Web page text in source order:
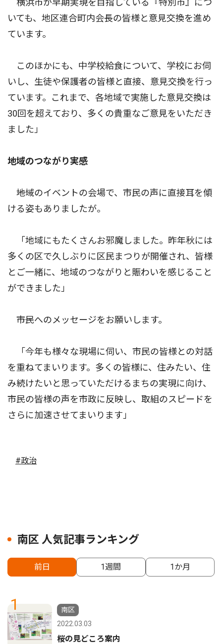
いても、地区連合町内会長の皆様と意見交換を進め
ています。
このほかにも、中学校給食について、学校にお伺
いし、生徒や保護者の皆様と直接、意見交換を行っ
ています。これまで、各地域で実施した意見交換は
30回を超えており、多くの貴重なご意見をいただき
ました」
地域のつながり実感
――地域のイベントの会場で、市民の声に直接耳を傾
ける姿もありましたが。
「地域にもたくさんお邪魔しました。昨年秋には
多くの区で久しぶりに区民まつりが開催され、皆様
とご一緒に、地域のつながりと賑わいを感じること
ができました」
――市民へのメッセージをお願いします。
「今年も様々な現場に伺い、市民の皆様との対話
を重ねてまいります。多くの皆様に、住みたい、住
み続けたいと思っていただけるまちの実現に向け、
市民の皆様の声を市政に反映し、取組のスピードを
さらに加速させてまいります」
#政治
南区 人気記事ランキング
前日 1週間 1か月
1
南区
2022.03.03
桜の見どころ案内